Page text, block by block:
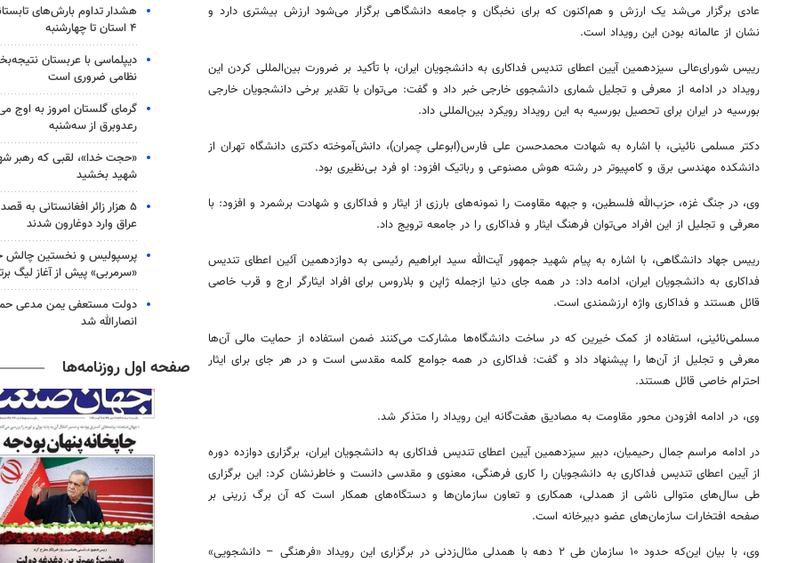
عادی برگزار می‌شد یک ارزش و هم‌اکنون که برای نخبگان و جامعه دانشگاهی برگزار می‌شود ارزش بیشتری دارد و
نشان از عالمانه بودن این رویداد است.
رییس شورای‌عالی سیزدهمین آیین اعطای تندیس فداکاری به دانشجویان ایران، با تأکید بر ضرورت بین‌المللی کردن این
رویداد در ادامه از معرفی و تجلیل شماری دانشجوی خارجی خبر داد و گفت: می‌توان با تقدیر برخی دانشجویان خارجی
بورسیه در ایران برای تحصیل بورسیه به این رویداد رویکرد بین‌المللی داد.
دکتر مسلمی نائینی، با اشاره به شهادت محمدحسن علی فارس(ابوعلی چمران)، دانش‌آموخته دکتری دانشگاه تهران از
دانشکده مهندسی برق و کامپیوتر در رشته هوش مصنوعی و رباتیک افزود: او فرد بی‌نظیری بود.
وی، در جنگ غزه، حزب‌الله فلسطین، و جبهه مقاومت را نمونه‌های بارزی از ایثار و فداکاری و شهادت برشمرد و افزود: با
معرفی و تجلیل از این افراد می‌توان فرهنگ ایثار و فداکاری را در جامعه ترویج داد.
رییس جهاد دانشگاهی، با اشاره به پیام شهید جمهور آیت‌الله سید ابراهیم رئیسی به دوازدهمین آئین اعطای تندیس
فداکاری به دانشجویان ایران، ادامه داد: در همه جای دنیا ازجمله ژاپن و بلاروس برای افراد ایثارگر ارج و قرب خاصی
قائل هستند و فداکاری واژه ارزشمندی است.
مسلمی‌نائینی، استفاده از کمک خیرین که در ساخت دانشگاه‌ها مشارکت می‌کنند ضمن استفاده از حمایت مالی آن‌ها
معرفی و تجلیل از آن‌ها را پیشنهاد داد و گفت: فداکاری در همه جوامع کلمه مقدسی است و در هر جای برای ایثار
احترام خاصی قائل هستند.
وی، در ادامه افزودن محور مقاومت به مصادیق هفت‌گانه این رویداد را متذکر شد.
در ادامه مراسم جمال رحیمیان، دبیر سیزدهمین آیین اعطای تندیس فداکاری به دانشجویان ایران، برگزاری دوازده دوره
از آیین اعطای تندیس فداکاری به دانشجویان را کاری فرهنگی، معنوی و مقدسی دانست و خاطرنشان کرد: این برگزاری
طی سال‌های متوالی ناشی از همدلی، همکاری و تعاون سازمان‌ها و دستگاه‌های همکار است که آن برگ زرینی بر
صفحه افتخارات سازمان‌های عضو دبیرخانه است.
وی، با بیان این‌که حدود ۱۰ سازمان طی ۲ دهه با همدلی مثال‌زدنی در برگزاری این رویداد «فرهنگی – دانشجویی»
هشدار تداوم بارش‌های
۴ استان تا چهارشنبه
دیپلماسی با عربستان
نظامی ضروری است
گرمای گلستان امروز به اوج
رعدوبرق از سه‌شنبه
«حجت خدا»، لقبی که رهبر
شهید بخشید
۵ هزار زائر افغانستانی به
عراق وارد دوغارون شدند
پرسپولیس و نخستین چالش
«سرمربی» پیش از آغاز لیگ
دولت مستعفی یمن مدعی
انصارالله شد
صفحه اول روزنامه‌ها